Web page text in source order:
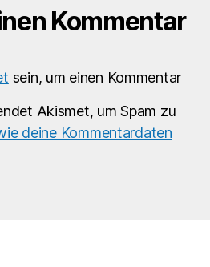
Kommentar
sein, um einen Kommentar
Akismet, um Spam zu
deine Kommentardaten